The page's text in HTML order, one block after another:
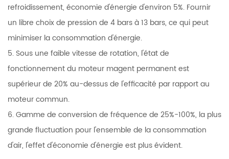
refroidissement, économie d'énergie d'environ 5%. Fournir
un libre choix de pression de 4 bars à 13 bars, ce qui peut
minimiser la consommation d'énergie.
5. Sous une faible vitesse de rotation, l'état de
fonctionnement du moteur magent permanent est
supérieur de 20% au-dessus de l'efficacité par rapport au
moteur commun.
6. Gamme de conversion de fréquence de 25%-100%, la plus
grande fluctuation pour l'ensemble de la consommation
d'air, l'effet d'économie d'énergie est plus évident.